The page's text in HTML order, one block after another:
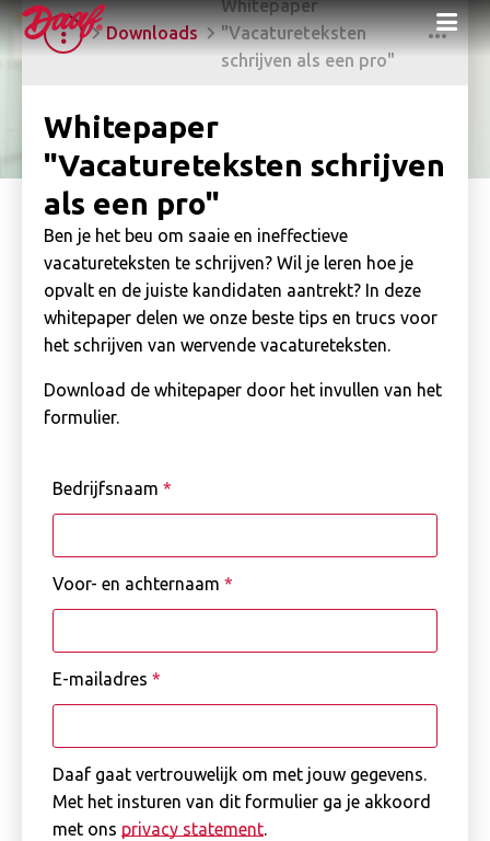
Downloads
Whitepaper
"Vacatureteksten
schrijven als een pro"
Whitepaper
"Vacatureteksten schrijven
als een pro"
Ben je het beu om saaie en ineffectieve
vacatureteksten te schrijven? Wil je leren hoe je
opvalt en de juiste kandidaten aantrekt? In deze
whitepaper delen we onze beste tips en trucs voor
het schrijven van wervende vacatureteksten.
Download de whitepaper door het invullen van het
formulier.
Bedrijfsnaam *
Voor- en achternaam *
E-mailadres *
Daaf gaat vertrouwelijk om met jouw gegevens.
Met het insturen van dit formulier ga je akkoord
met ons privacy statement.